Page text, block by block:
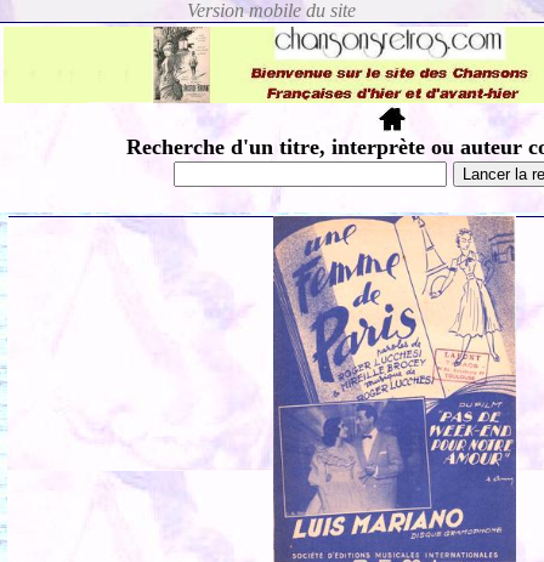
Recherche d'un titre, interprète ou auteur